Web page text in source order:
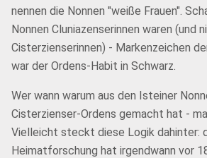
nennen die Nonnen "weiße Frauen".
Nonnen Cluniazenserinnen waren (und
Cisterzienserinnen) - Markenzeichen
war der Ordens-Habit in Schwarz.
Wer wann warum aus den Isteiner
Cisterzienser-Ordens gemacht hat -
Vielleicht steckt diese Logik dahinter:
Heimatforschung hat irgendwann vor